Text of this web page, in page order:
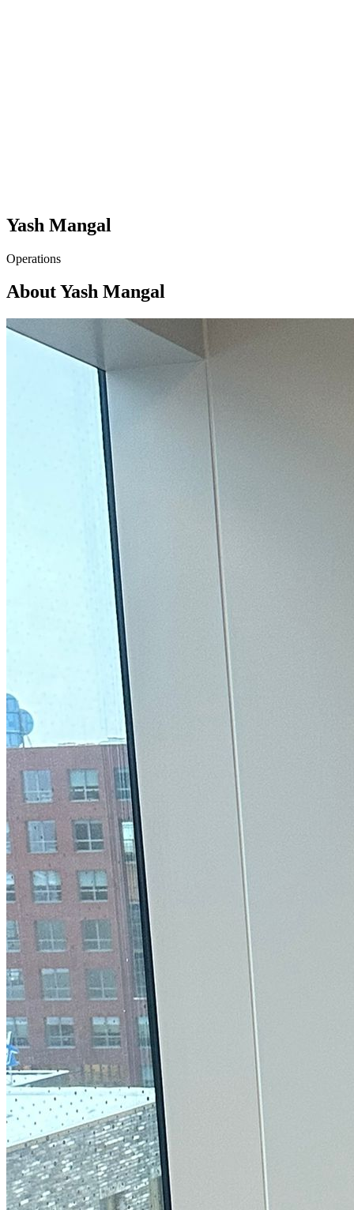
Yash Mangal
Operations
About Yash Mangal